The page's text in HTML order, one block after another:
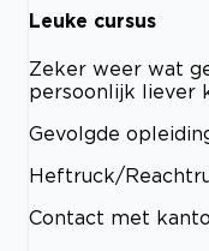
Leuke cursus
Zeker weer wat
persoonlijk liever
Gevolgde
Heftruck/
Contact met